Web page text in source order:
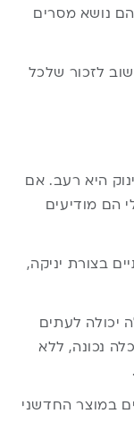
נושא מסרים
לזכור שלכל
היא רעב. אם
הם מודיעים
בצורת יניקה,
יכולה לעתים
נכונה, ללא
במוצר החדשני